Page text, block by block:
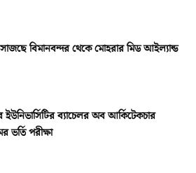
বিমানবন্দর থেকে মোহরার মিড আইল্যান্ড
ইউনিভার্সিটির ব্যাচেলর অব আর্কিটেকচার
ভর্তি পরীক্ষা